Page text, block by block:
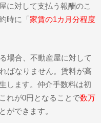
に対して支払う報酬のこ
時に「家賃の1カ月分程度
場合、不動産屋に対して
ばなりません。賃料が高
します。仲介手数料は初
れが0円となることで数万
ができます。